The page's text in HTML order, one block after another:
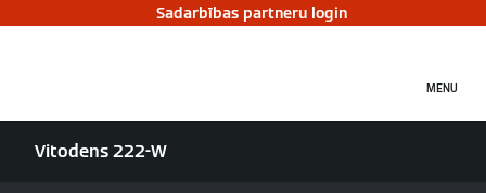
Sadarbības partneru login
MENU
Vitodens 222-W